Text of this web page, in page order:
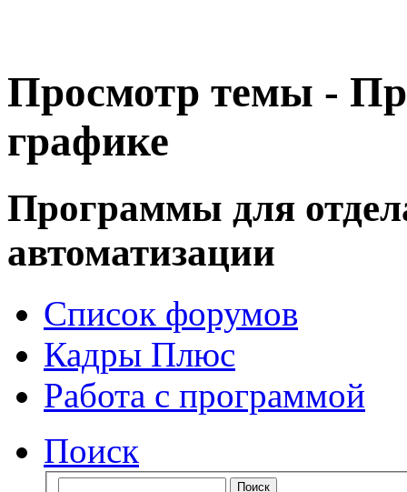
Просмотр темы -
графике
Программы для
автоматизации
Список форумов
Кадры Плюс
Работа с программой
Поиск